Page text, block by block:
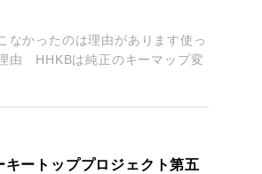
なかったのは理由があります使っ
由 HHKBは純正のキーマップ変
ートッププロジェクト第五